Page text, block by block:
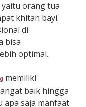
orang tua
khitan bayi
di
bisa
optimal.
memiliki
baik hingga
apa saja manfaat